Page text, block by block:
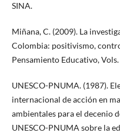
SINA.
Miñana, C. (2009). La
Colombia: positivismo,
Pensamiento Educativo,
UNESCO-PNUMA. (1987).
internacional de acción en
ambientales para el decenio
UNESCO-PNUMA sobre la